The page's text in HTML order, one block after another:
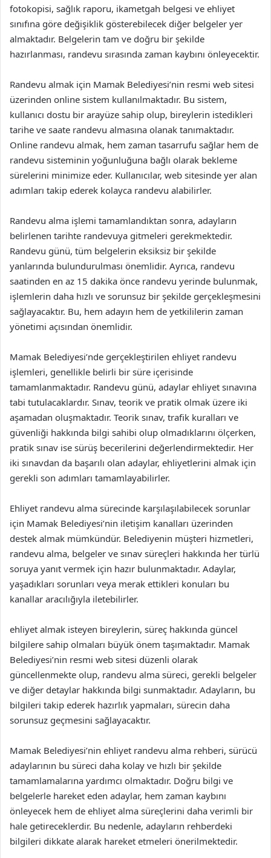
fotokopisi, sağlık raporu, ikametgah belgesi ve ehliyet
sınıfına göre değişiklik gösterebilecek diğer belgeler yer
almaktadır. Belgelerin tam ve doğru bir şekilde
hazırlanması, randevu sırasında zaman kaybını önleyecektir.
Randevu almak için Mamak Belediyesi’nin resmi web sitesi
üzerinden online sistem kullanılmaktadır. Bu sistem,
kullanıcı dostu bir arayüze sahip olup, bireylerin istedikleri
tarihe ve saate randevu almasına olanak tanımaktadır.
Online randevu almak, hem zaman tasarrufu sağlar hem de
randevu sisteminin yoğunluğuna bağlı olarak bekleme
sürelerini minimize eder. Kullanıcılar, web sitesinde yer alan
adımları takip ederek kolayca randevu alabilirler.
Randevu alma işlemi tamamlandıktan sonra, adayların
belirlenen tarihte randevuya gitmeleri gerekmektedir.
Randevu günü, tüm belgelerin eksiksiz bir şekilde
yanlarında bulundurulması önemlidir. Ayrıca, randevu
saatinden en az 15 dakika önce randevu yerinde bulunmak,
işlemlerin daha hızlı ve sorunsuz bir şekilde gerçekleşmesini
sağlayacaktır. Bu, hem adayın hem de yetkililerin zaman
yönetimi açısından önemlidir.
Mamak Belediyesi’nde gerçekleştirilen ehliyet randevu
işlemleri, genellikle belirli bir süre içerisinde
tamamlanmaktadır. Randevu günü, adaylar ehliyet sınavına
tabi tutulacaklardır. Sınav, teorik ve pratik olmak üzere iki
aşamadan oluşmaktadır. Teorik sınav, trafik kuralları ve
güvenliği hakkında bilgi sahibi olup olmadıklarını ölçerken,
pratik sınav ise sürüş becerilerini değerlendirmektedir. Her
iki sınavdan da başarılı olan adaylar, ehliyetlerini almak için
gerekli son adımları tamamlayabilirler.
Ehliyet randevu alma sürecinde karşılaşılabilecek sorunlar
için Mamak Belediyesi’nin iletişim kanalları üzerinden
destek almak mümkündür. Belediyenin müşteri hizmetleri,
randevu alma, belgeler ve sınav süreçleri hakkında her türlü
soruya yanıt vermek için hazır bulunmaktadır. Adaylar,
yaşadıkları sorunları veya merak ettikleri konuları bu
kanallar aracılığıyla iletebilirler.
ehliyet almak isteyen bireylerin, süreç hakkında güncel
bilgilere sahip olmaları büyük önem taşımaktadır. Mamak
Belediyesi’nin resmi web sitesi düzenli olarak
güncellenmekte olup, randevu alma süreci, gerekli belgeler
ve diğer detaylar hakkında bilgi sunmaktadır. Adayların, bu
bilgileri takip ederek hazırlık yapmaları, sürecin daha
sorunsuz geçmesini sağlayacaktır.
Mamak Belediyesi’nin ehliyet randevu alma rehberi, sürücü
adaylarının bu süreci daha kolay ve hızlı bir şekilde
tamamlamalarına yardımcı olmaktadır. Doğru bilgi ve
belgelerle hareket eden adaylar, hem zaman kaybını
önleyecek hem de ehliyet alma süreçlerini daha verimli bir
hale getireceklerdir. Bu nedenle, adayların rehberdeki
bilgileri dikkate alarak hareket etmeleri önerilmektedir.